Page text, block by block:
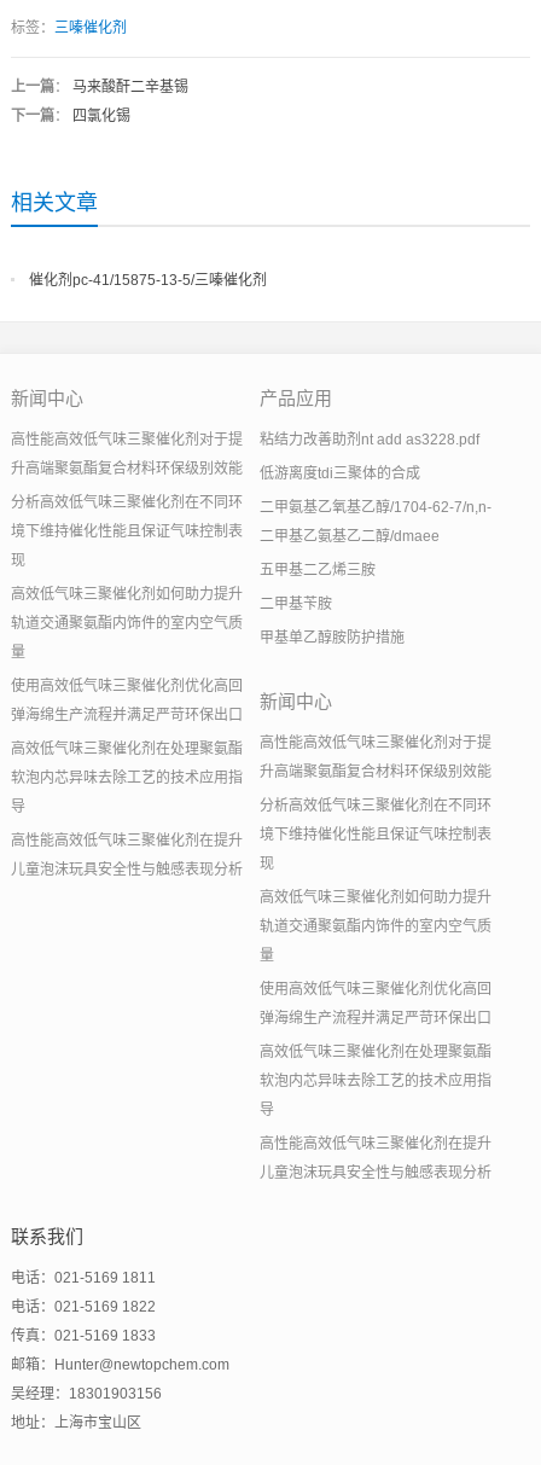
标签： 三嗪催化剂
上一篇： 马来酸酐二辛基锡
下一篇： 四氯化锡
相关文章
催化剂pc-41/15875-13-5/三嗪催化剂
新闻中心
高性能高效低气味三聚催化剂对于提
升高端聚氨酯复合材料环保级别效能
分析高效低气味三聚催化剂在不同环
境下维持催化性能且保证气味控制表
现
高效低气味三聚催化剂如何助力提升
轨道交通聚氨酯内饰件的室内空气质
量
使用高效低气味三聚催化剂优化高回
弹海绵生产流程并满足严苛环保出口
高效低气味三聚催化剂在处理聚氨酯
软泡内芯异味去除工艺的技术应用指
导
高性能高效低气味三聚催化剂在提升
儿童泡沫玩具安全性与触感表现分析
产品应用
粘结力改善助剂nt add as3228.pdf
低游离度tdi三聚体的合成
二甲氨基乙氧基乙醇/1704-62-7/n,n-
二甲基乙氨基乙二醇/dmaee
五甲基二乙烯三胺
二甲基苄胺
甲基单乙醇胺防护措施
新闻中心
高性能高效低气味三聚催化剂对于提
升高端聚氨酯复合材料环保级别效能
分析高效低气味三聚催化剂在不同环
境下维持催化性能且保证气味控制表
现
高效低气味三聚催化剂如何助力提升
轨道交通聚氨酯内饰件的室内空气质
量
使用高效低气味三聚催化剂优化高回
弹海绵生产流程并满足严苛环保出口
高效低气味三聚催化剂在处理聚氨酯
软泡内芯异味去除工艺的技术应用指
导
高性能高效低气味三聚催化剂在提升
儿童泡沫玩具安全性与触感表现分析
联系我们
电话：021-5169 1811
电话：021-5169 1822
传真：021-5169 1833
邮箱：Hunter@newtopchem.com
吴经理：18301903156
地址：上海市宝山区